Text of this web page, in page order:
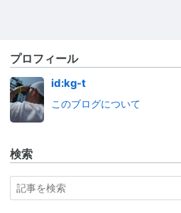
プロフィール
id:kg-t
このブログについて
検索